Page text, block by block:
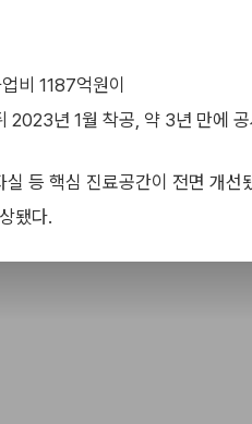
비 1187억원이
2023년 1월 착공, 약 3년 만에
등 핵심 진료공간이 전면 개선
됐다.